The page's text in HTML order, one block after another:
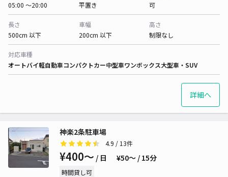
05:00 〜20:00
平置き
可
長さ
500cm 以下
車幅
200cm 以下
高さ
制限なし
対応車種
オートバイ軽自動車コンパクトカー中型車ワンボックス大型車・SUV
詳細へ
神楽2条駐車場
4.9 / 13件
¥400〜 / 日 ¥50〜 / 15分
時間貸し可